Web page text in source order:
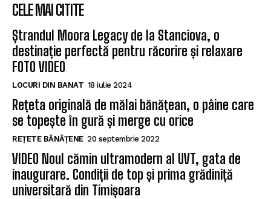
CELE MAI CITITE
Ștrandul Moora Legacy de la Stanciova, o
destinație perfectă pentru răcorire și relaxare
FOTO VIDEO
LOCURI DIN BANAT 18 iulie 2024
Rețeta originală de mălai bănățean, o pâine care
se topește în gură și merge cu orice
REȚETE BĂNĂȚENE 20 septembrie 2022
VIDEO Noul cămin ultramodern al UVT, gata de
inaugurare. Condiții de top și prima grădiniță
universitară din Timișoara